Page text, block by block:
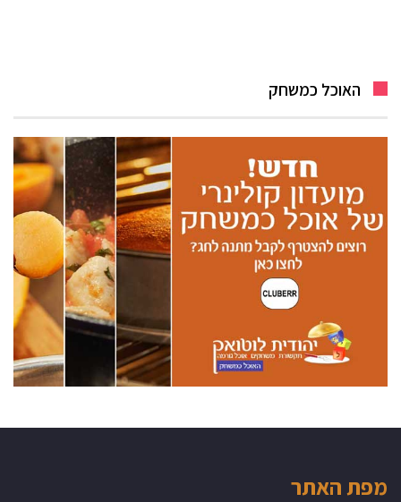
האוכל כמשחק
מפת האתר